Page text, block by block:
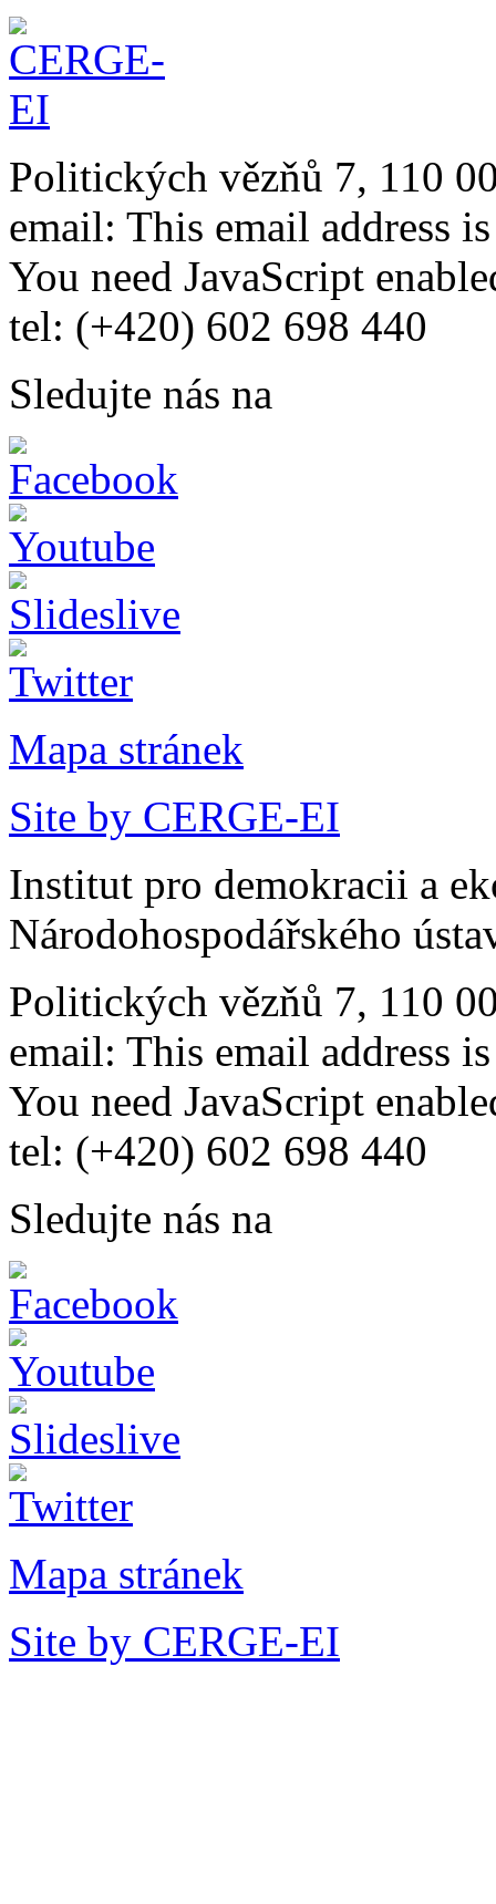
Politických vězňů 7, 110
email: This email address
You need JavaScript
tel: (+420) 602 698 440
Sledujte nás na
Mapa stránek
Site by CERGE-EI
Institut pro demokracii a
Národohospodářského
Politických vězňů 7, 110
email: This email address
You need JavaScript
tel: (+420) 602 698 440
Sledujte nás na
Mapa stránek
Site by CERGE-EI